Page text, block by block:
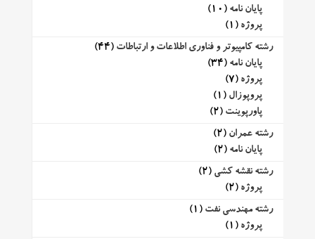
پایان نامه (10)
پروژه (1)
رشته کامپیوتر و فناوری اطلاعات و ارتباطات (44)
پایان نامه (34)
پروژه (7)
پروپوزال (1)
پاورپوینت (2)
رشته عمران (2)
پایان نامه (2)
رشته نقشه کشی (2)
پروژه (2)
رشته مهندسی نفت (1)
پروژه (1)